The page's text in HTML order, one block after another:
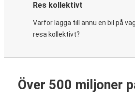
Res kollektivt
Varför lägga till ännu en bil på
resa kollektivt?
Över 500 miljoner